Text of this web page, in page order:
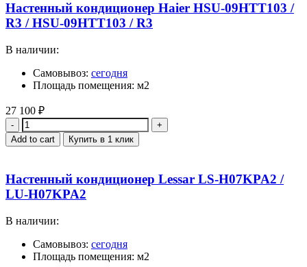
Настенный кондиционер Haier HSU-09HTT103 /
R3 / HSU-09HTT103 / R3
В наличии:
Самовывоз: сегодня
Площадь помещения: м2
27 100 ₽
Quantity
Add to cart Купить в 1 клик
Настенный кондиционер Lessar LS-H07KPA2 /
LU-H07KPA2
В наличии:
Самовывоз: сегодня
Площадь помещения: м2